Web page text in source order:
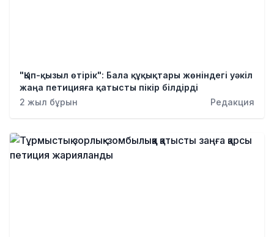
"Қып-қызыл өтірік": Бала құқықтары жөніндегі уәкіл
жаңа петицияға қатысты пікір білдірді
2 жыл бұрын
Редакция